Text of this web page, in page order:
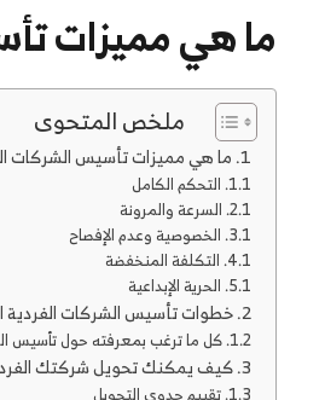
ما هي مميزات
ملخص المتحوى
ما هي مميزات تأسيس الشركات
التحكم الكامل
السرعة والمرونة
الخصوصية وعدم الإفصاح
التكلفة المنخفضة
الحرية الإبداعية
خطوات تأسيس الشركات الفردية
كل ما ترغب بمعرفته حول تأسيس
كيف يمكنك تحويل شركتك
تقييم جدوى التحويل